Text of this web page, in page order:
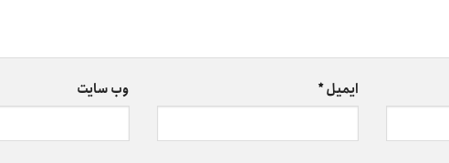
ایمیل* وب‌ سایت